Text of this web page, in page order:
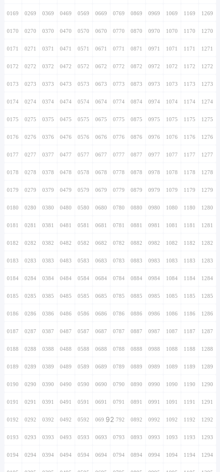
0169 0269 0369 0469 0569 0669 0769 0869 0969 1069 1169 1269
0170 0270 0370 0470 0570 0670 0770 0870 0970 1070 1170 1270
0171 0271 0371 0471 0571 0671 0771 0871 0971 1071 1171 1271
0172 0272 0372 0472 0572 0672 0772 0872 0972 1072 1172 1272
0173 0273 0373 0473 0573 0673 0773 0873 0973 1073 1173 1273
0174 0274 0374 0474 0574 0674 0774 0874 0974 1074 1174 1274
0175 0275 0375 0475 0575 0675 0775 0875 0975 1075 1175 1275
0176 0276 0376 0476 0576 0676 0776 0876 0976 1076 1176 1276
0177 0277 0377 0477 0577 0677 0777 0877 0977 1077 1177 1277
0178 0278 0378 0478 0578 0678 0778 0878 0978 1078 1178 1278
0179 0279 0379 0479 0579 0679 0779 0879 0979 1079 1179 1279
0180 0280 0380 0480 0580 0680 0780 0880 0980 1080 1180 1280
0181 0281 0381 0481 0581 0681 0781 0881 0981 1081 1181 1281
0182 0282 0382 0482 0582 0682 0782 0882 0982 1082 1182 1282
0183 0283 0383 0483 0583 0683 0783 0883 0983 1083 1183 1283
0184 0284 0384 0484 0584 0684 0784 0884 0984 1084 1184 1284
0185 0285 0385 0485 0585 0685 0785 0885 0985 1085 1185 1285
0186 0286 0386 0486 0586 0686 0786 0886 0986 1086 1186 1286
0187 0287 0387 0487 0587 0687 0787 0887 0987 1087 1187 1287
0188 0288 0388 0488 0588 0688 0788 0888 0988 1088 1188 1288
0189 0289 0389 0489 0589 0689 0789 0889 0989 1089 1189 1289
0190 0290 0390 0490 0590 0690 0790 0890 0990 1090 1190 1290
0191 0291 0391 0491 0591 0691 0791 0891 0991 1091 1191 1291
0192 0292 0392 0492 0592 0692920792 0892 0992 1092 1192 1292
0193 0293 0393 0493 0593 0693 0793 0893 0993 1093 1193 1293
0194 0294 0394 0494 0594 0694 0794 0894 0994 1094 1194 1294